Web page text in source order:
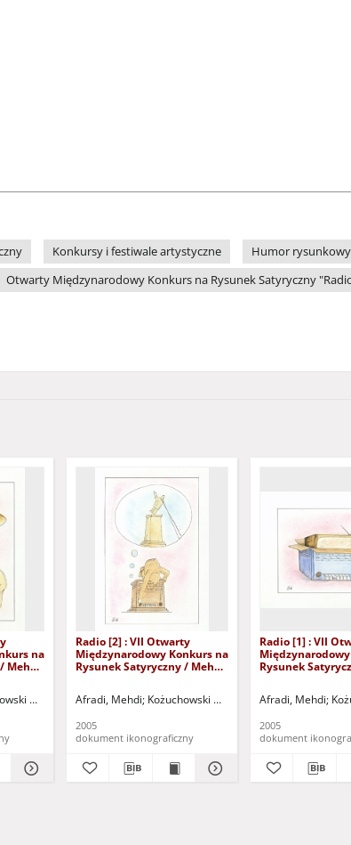
Konkursy i festiwale artystyczne Humor rysunkowy
Otwarty Międzynarodowy Konkurs na Rysunek Satyryczny
"Zamek" (Kożuchów). (ul. Klasztorna 14, 67-120 Kożuchów, tel. (068)
na
Mehdi
Ośrodek Kultury i Sportu "Zamek" (Kożuchów). (ul. Klasztorna
Radio [2] : VII Otwarty
Międzynarodowy Konkurs na
Rysunek Satyryczny / Mehdi
Afradi, Mehdi Kożuchowski Ośrodek Kultury i Sportu
2005
dokument ikonograficzny
Radio [1] : VII
Rysunek
Afradi, Mehdi
2005
dokument